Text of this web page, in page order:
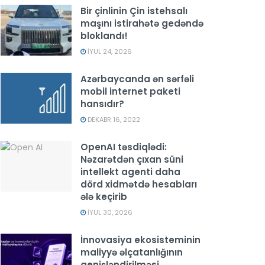
Bir çinlinin Çin istehsalı
maşını istirahətə gedəndə
bloklandı!
İYUL 24, 2026
Azərbaycanda ən sərfəli
mobil internet paketi
hansıdır?
DEKABR 16, 2022
OpenAI təsdiqlədi:
Nəzarətdən çıxan süni
intellekt agenti daha
dörd xidmətdə hesabları
ələ keçirib
İYUL 30, 2026
İnnovasiya ekosisteminin
maliyyə əlçatanlığının